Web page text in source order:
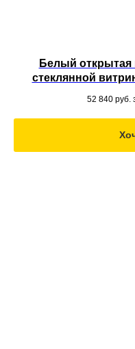
Белый открытая
стеклянной
52 840 руб.